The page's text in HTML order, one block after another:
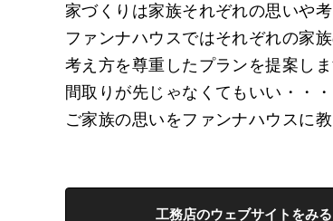
家づくりは家族それぞれの思いや
ファンナハウスではそれぞれの家
考え方を尊重したプランを提案しま
間取りが先じゃなくてもいい・・・
ご家族の思いをファンナハウスに教
工務店のウェブサイトをみる